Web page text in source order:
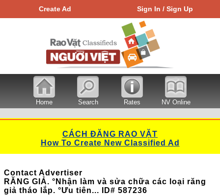
Create Ad Sign In / Sign Up
Home Search Rates NV Online
CÁCH ĐĂNG RAO VẶT
How To Create New Classified Ad
Contact Advertiser
RĂNG GIẢ. °Nhận làm và sửa chữa các loại răng
giả tháo lắp. °Ưu tiên... ID# 587236